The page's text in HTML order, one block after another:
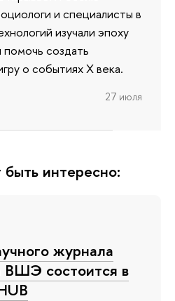
и специалисты в
изучали эпоху
помочь создать
о событиях X века.
27 июля
интересно:
журнала
состоится в